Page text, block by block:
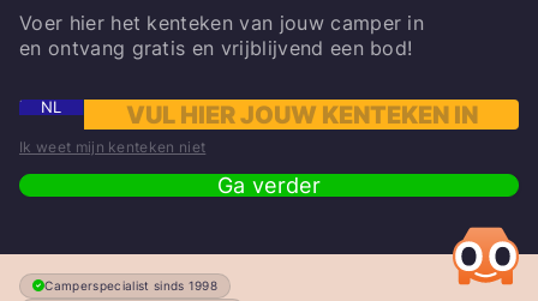
Voer hier het kenteken van jouw camper in
en ontvang gratis en vrijblijvend een bod!
NL
Ik weet mijn kenteken niet
Ga verder
Camperspecialist sinds 1998